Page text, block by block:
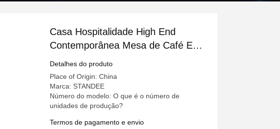
Casa Hospitalidade High End
Contemporânea Mesa de Café Em
Marmore Hardware Madeira
Detalhes do produto
Place of Origin: China
Marca: STANDEE
Número do modelo: O que é o número de
unidades de produção?
Termos de pagamento e envio